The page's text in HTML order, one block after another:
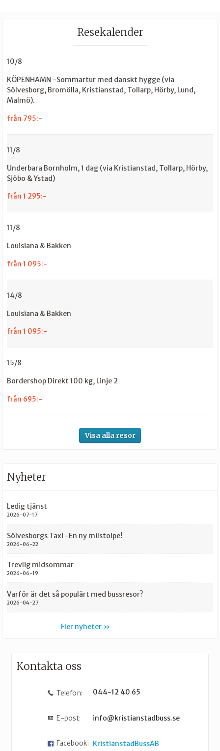
Resekalender
10/8
KÖPENHAMN -Sommartur med danskt hygge (via
Sölvesborg, Bromölla, Kristianstad, Tollarp, Hörby, Lund,
Malmö).
från 795:-
11/8
Underbara Bornholm, 1 dag (via Kristianstad, Tollarp, Hörby,
Sjöbo & Ystad)
från 1 295:-
11/8
Louisiana & Bakken
från 1 095:-
14/8
Louisiana & Bakken
från 1 095:-
15/8
Bordershop Direkt 100 kg, Linje 2
från 695:-
Visa alla resor
Nyheter
Ledig tjänst
2026-07-17
Sölvesborgs Taxi -En ny milstolpe!
2026-06-22
Trevlig midsommar
2026-06-19
Varför är det så populärt med bussresor?
2026-04-27
Fler nyheter
Kontakta oss
Telefon: 044-12 40 65
E-post: info@kristianstadbuss.se
Facebook: KristianstadBussAB